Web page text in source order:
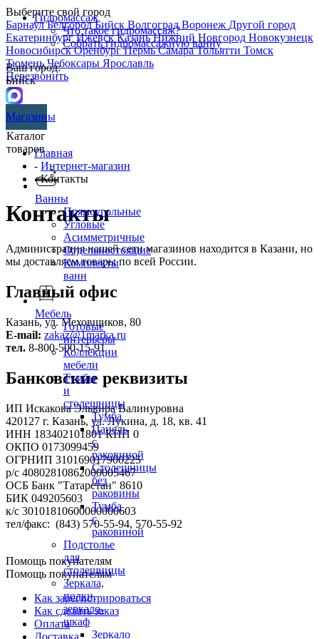
Выберите свой город
БарнаулБелгородБийск ВолгоградВоронеж Другой город
ЕкатеринбургИжевскКазаньНижний Новгород Новокузнецк
НовосибирскОренбургПермьСамараТольятти Томск
ТюменьЧебоксары Ярославль
Перезвонить
Гидромассаж
Что такое гидромассаж?
Собрать гидромассажную ванну
Ваш город:
Бийск
Магазины
Каталог
товаров
Ванны
Прямоугольные
Угловые
Асимметричные
Отдельностоящие
Комплекты
ванн
Мебель
Готовые
интерьеры
Коллекции
мебели
Тумбы
и
столешницы
Тумба
Панель
с
раковиной
Столешницы
без
раковины
Тумба
с
раковиной
Подстолье
для
столешницы
Зеркала,
полки,
зеркало-
шкаф
Зеркало
Главная
- Интернет-магазин
- Контакты
Контакты
Администрация нашей сети магазинов находится в Казани, но
мы доставляем товары по всей России.
Главный офис
Казань, ул. Меховщиков, 80
E-mail: zakaz@1marka.ru
тел. 8-800-500-15-91
Банковские реквизиты
ИП Искакова Эльвира Валинуровна
420127 г. Казань, ул. Лукина, д. 18, кв. 41
ИНН 183402101801 КПП 0
ОКПО 0173099459
ОГРНИП 310169017900225
р/с 40802810862000005467
ОСБ Банк "Татарстан" 8610
БИК 049205603
к/с 30101810600000000603
тел/факс: (843) 570-55-94, 570-55-92
Помощь покупателям
Помощь покупателям
Как зарегистрироваться
Как сделать заказ
Оплата
Доставка